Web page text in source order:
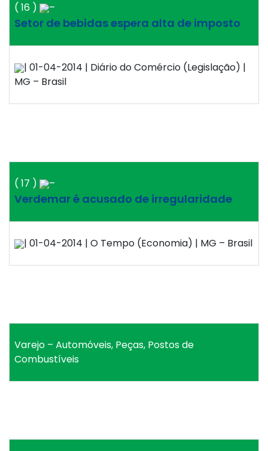
( 16 ) –
Setor de bebidas espera alta de imposto
| 01-04-2014 | Diário do Comércio (Legislação) |
MG – Brasil
( 17 ) –
Verdemar é acusado de irregularidade
| 01-04-2014 | O Tempo (Economia) | MG – Brasil
Varejo – Automóveis, Peças, Postos de
Combustíveis